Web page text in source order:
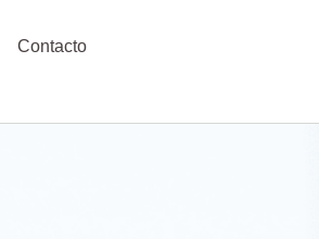
Contacto